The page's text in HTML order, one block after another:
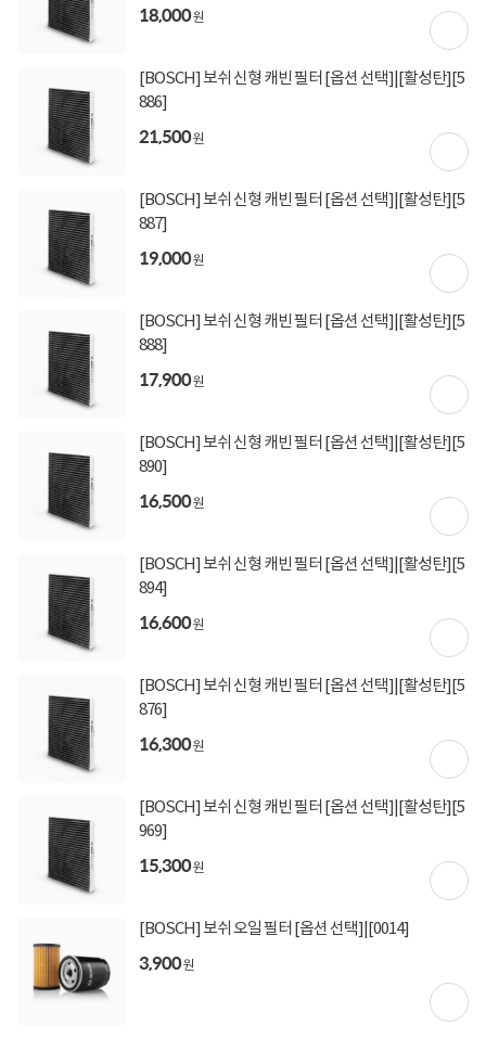
18,000원
[BOSCH] 보쉬 신형 캐빈 필터 [옵션 선택]|[활성탄][5
886]
21,500원
[BOSCH] 보쉬 신형 캐빈 필터 [옵션 선택]|[활성탄][5
887]
19,000원
[BOSCH] 보쉬 신형 캐빈 필터 [옵션 선택]|[활성탄][5
888]
17,900원
[BOSCH] 보쉬 신형 캐빈 필터 [옵션 선택]|[활성탄][5
890]
16,500원
[BOSCH] 보쉬 신형 캐빈 필터 [옵션 선택]|[활성탄][5
894]
16,600원
[BOSCH] 보쉬 신형 캐빈 필터 [옵션 선택]|[활성탄][5
876]
16,300원
[BOSCH] 보쉬 신형 캐빈 필터 [옵션 선택]|[활성탄][5
969]
15,300원
[BOSCH] 보쉬 오일 필터 [옵션 선택]|[0014]
3,900원
상세정보 펼쳐보기